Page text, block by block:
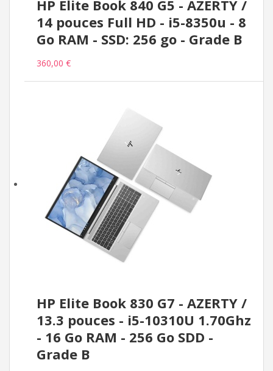
HP Elite Book 840 G5 - AZERTY /
14 pouces Full HD - i5-8350u - 8
Go RAM - SSD: 256 go - Grade B
360,00 €
HP Elite Book 830 G7 - AZERTY /
13.3 pouces - i5-10310U 1.70Ghz
- 16 Go RAM - 256 Go SDD -
Grade B